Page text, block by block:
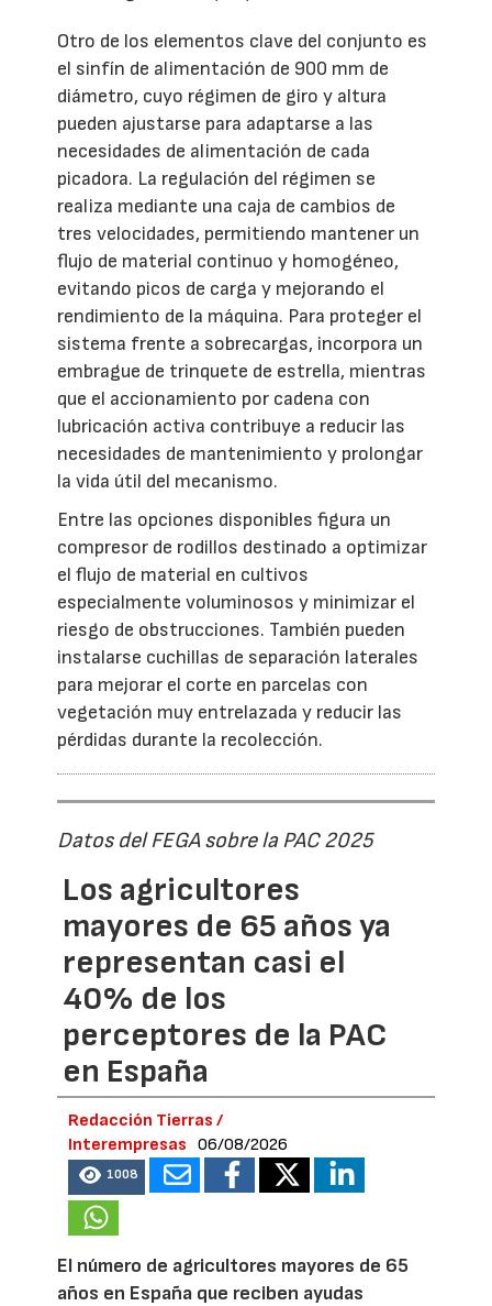
Otro de los elementos clave del conjunto es
el sinfín de alimentación de 900 mm de
diámetro, cuyo régimen de giro y altura
pueden ajustarse para adaptarse a las
necesidades de alimentación de cada
picadora. La regulación del régimen se
realiza mediante una caja de cambios de
tres velocidades, permitiendo mantener un
flujo de material continuo y homogéneo,
evitando picos de carga y mejorando el
rendimiento de la máquina. Para proteger el
sistema frente a sobrecargas, incorpora un
embrague de trinquete de estrella, mientras
que el accionamiento por cadena con
lubricación activa contribuye a reducir las
necesidades de mantenimiento y prolongar
la vida útil del mecanismo.
Entre las opciones disponibles figura un
compresor de rodillos destinado a optimizar
el flujo de material en cultivos
especialmente voluminosos y minimizar el
riesgo de obstrucciones. También pueden
instalarse cuchillas de separación laterales
para mejorar el corte en parcelas con
vegetación muy entrelazada y reducir las
pérdidas durante la recolección.
Datos del FEGA sobre la PAC 2025
Los agricultores
mayores de 65 años ya
representan casi el
40% de los
perceptores de la PAC
en España
Redacción Tierras /
Interempresas
06/08/2026
1008
El número de agricultores mayores de 65
años en España que reciben ayudas